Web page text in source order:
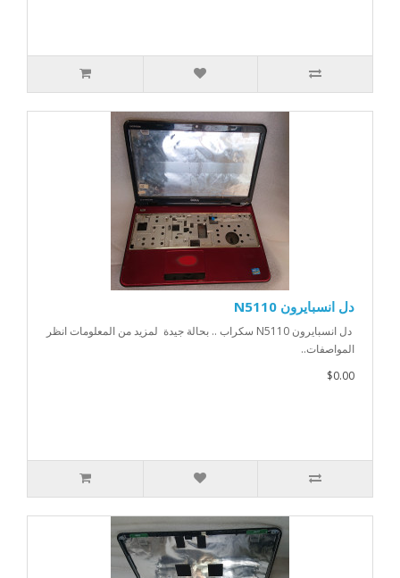
دل انسبايرون N5110
دل انسبايرون N5110 سكراب .. بحالة جيدة لمزيد من المعلومات انظر
المواصفات..
$0.00